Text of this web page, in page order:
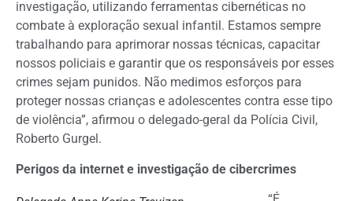
investigação, utilizando ferramentas cibernéticas no
combate à exploração sexual infantil. Estamos sempre
trabalhando para aprimorar nossas técnicas, capacitar
nossos policiais e garantir que os responsáveis por esses
crimes sejam punidos. Não medimos esforços para
proteger nossas crianças e adolescentes contra esse tipo
de violência”, afirmou o delegado-geral da Polícia Civil,
Roberto Gurgel.
Perigos da internet e investigação de cibercrimes